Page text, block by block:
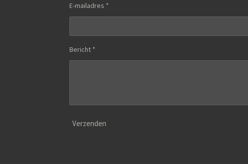
E-mailadres *
Bericht *
Verzenden